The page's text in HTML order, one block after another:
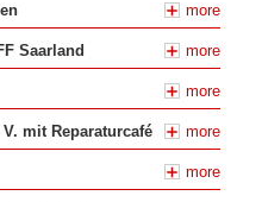
more
Saarland more
more
mit Reparaturcafé more
more